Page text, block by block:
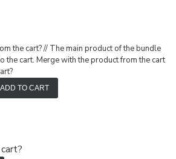
the cart?// The main product of the bundle
the cart. Merge with the product from the cart
ADD TO CART